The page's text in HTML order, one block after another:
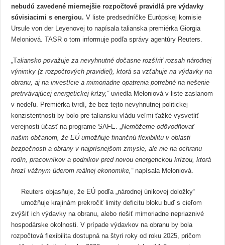
nebudú zavedené miernejšie rozpočtové pravidlá pre výdavky
súvisiacimi s energiou. V liste predsedníčke Európskej komisie
Ursule von der Leyenovej to napísala talianska premiérka Giorgia
Meloniová. TASR o tom informuje podľa správy agentúry Reuters.
„Taliansko považuje za nevyhnutné dočasne rozšíriť rozsah národnej
výnimky (z rozpočtových pravidiel), ktorá sa vzťahuje na výdavky na
obranu, aj na investície a mimoriadne opatrenia potrebné na riešenie
pretrvávajúcej energetickej krízy,“uviedla Meloniová v liste zaslanom
v nedeľu. Premiérka tvrdí, že bez tejto nevyhnutnej politickej
konzistentnosti by bolo pre taliansku vládu veľmi ťažké vysvetliť
verejnosti účasť na programe SAFE. „Nemôžeme odôvodňovať
našim občanom, že EÚ umožňuje finančnú flexibilitu v oblasti
bezpečnosti a obrany v najprísnejšom zmysle, ale nie na ochranu
rodín, pracovníkov a podnikov pred novou energetickou krízou, ktorá
hrozí vážnym úderom reálnej ekonomike,“napísala Meloniová.
Reuters objasňuje, že EÚ podľa „národnej únikovej doložky“
umožňuje krajinám prekročiť limity deficitu bloku buď s cieľom
zvýšiť ich výdavky na obranu, alebo riešiť mimoriadne nepriaznivé
hospodárske okolnosti. V prípade výdavkov na obranu by bola
rozpočtová flexibilita dostupná na štyri roky od roku 2025, pričom